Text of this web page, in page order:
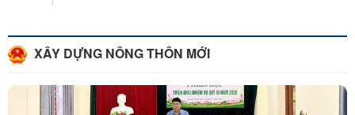
XÂY DỰNG NÔNG THÔN MỚI